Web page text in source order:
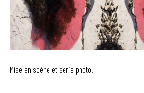
Mise en scène et série photo.